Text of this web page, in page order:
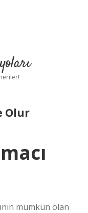
Olur
mümkün olan